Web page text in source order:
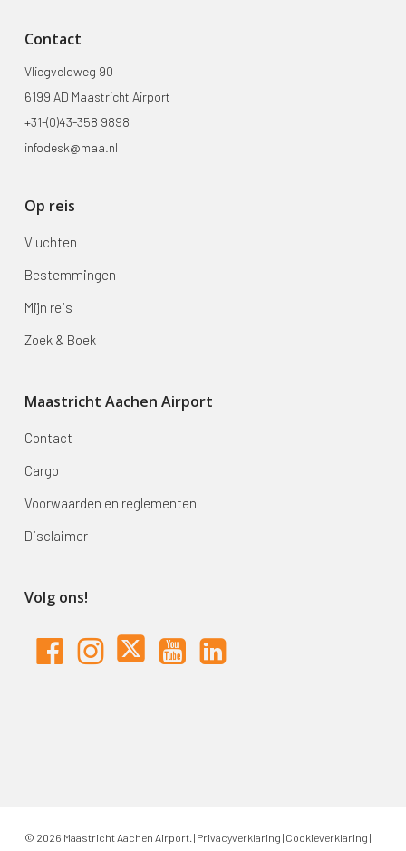
Contact
Vliegveldweg 90
6199 AD Maastricht Airport
+31-(0)43-358 9898
infodesk@maa.nl
Op reis
Vluchten
Bestemmingen
Mijn reis
Zoek & Boek
Maastricht Aachen Airport
Contact
Cargo
Voorwaarden en reglementen
Disclaimer
Volg ons!
© 2026 Maastricht Aachen Airport. |Privacyverklaring | Cookieverklaring |